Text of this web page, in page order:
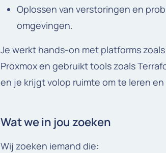
Oplossen van verstoringen en
omgevingen.
Je werkt hands-on met platforms
Proxmox en gebruikt tools zoals
en je krijgt volop ruimte om te leren
Wat we in jou zoeken
Wij zoeken iemand die: